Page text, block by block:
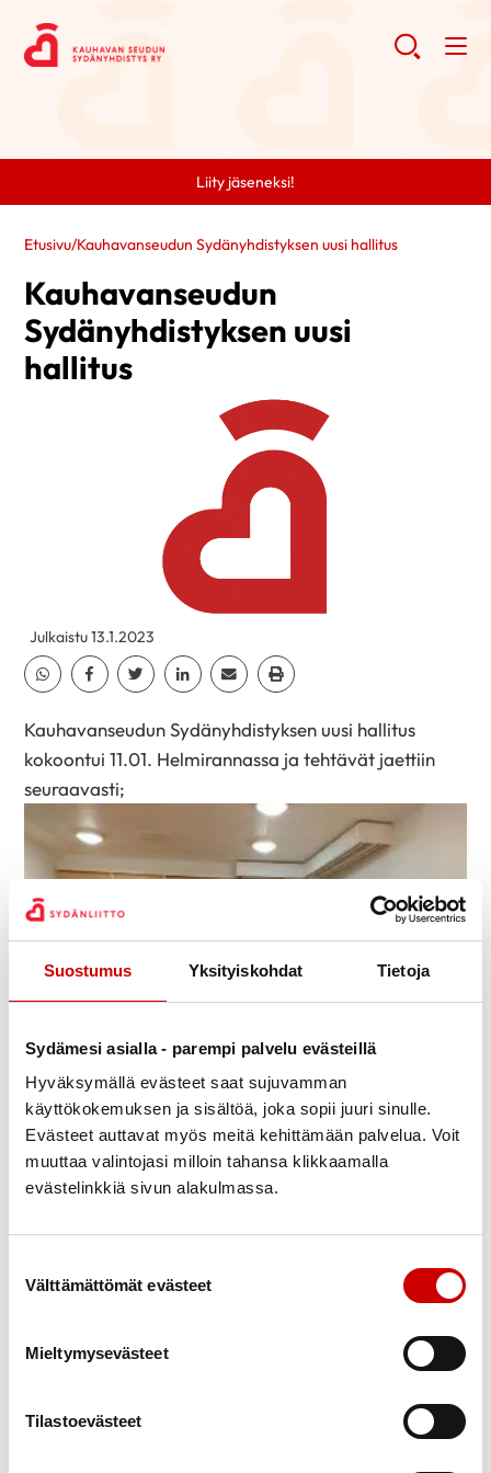
Suostumus Yksityiskohdat Tietoja
Sydämesi asialla - parempi palvelu evästeillä
Hyväksymällä evästeet saat sujuvamman
käyttökokemuksen ja sisältöä, joka sopii juuri sinulle.
Evästeet auttavat myös meitä kehittämään palvelua. Voit
muuttaa valintojasi milloin tahansa klikkaamalla
evästelinkkiä sivun alakulmassa.
Välttämättömät evästeet
Mieltymysevästeet
Tilastoevästeet
Liity jäseneksi!
Etusivu/Kauhavanseudun Sydänyhdistyksen uusi hallitus
Kauhavanseudun
Sydänyhdistyksen uusi
hallitus
Julkaistu 13.1.2023
Jaa Whatsapp
Jaa Facebook
Jaa TwitterJaa Linkedin
Jaa EmailJaa Print
Kauhavanseudun Sydänyhdistyksen uusi hallitus
kokoontui 11.01. Helmirannassa ja tehtävät jaettiin
seuraavasti;
Puheenjohtaja ja